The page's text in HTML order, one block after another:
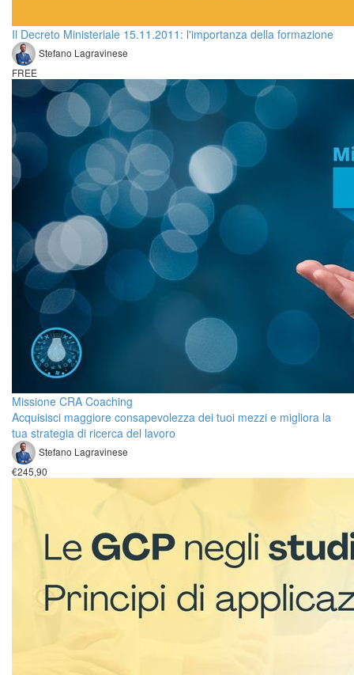
Il Decreto Ministeriale 15.11.2011: l'importanza della formazione
Stefano Lagravinese
FREE
Missione CRA Coaching
Acquisisci maggiore consapevolezza dei tuoi mezzi e migliora la
tua strategia di ricerca del lavoro
Stefano Lagravinese
€245,90